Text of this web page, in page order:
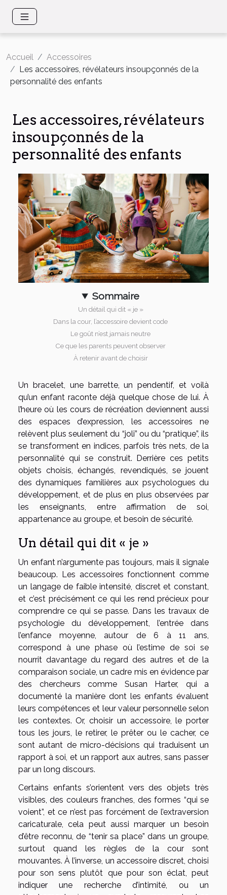
Accueil
Accessoires
Les accessoires, révélateurs insoupçonnés de la
personnalité des enfants
Les accessoires, révélateurs
insoupçonnés de la
personnalité des enfants
Sommaire
Un détail qui dit « je »
Dans la cour, l’accessoire devient code
Le goût n’est jamais neutre
Ce que les parents peuvent observer
À retenir avant de choisir
Un bracelet, une barrette, un pendentif, et voilà
qu’un enfant raconte déjà quelque chose de lui. À
l’heure où les cours de récréation deviennent aussi
des espaces d’expression, les accessoires ne
relèvent plus seulement du “joli” ou du “pratique”, ils
se transforment en indices, parfois très nets, de la
personnalité qui se construit. Derrière ces petits
objets choisis, échangés, revendiqués, se jouent
des dynamiques familières aux psychologues du
développement, et de plus en plus observées par
les enseignants, entre affirmation de soi,
appartenance au groupe, et besoin de sécurité.
Un détail qui dit « je »
Un enfant n’argumente pas toujours, mais il signale
beaucoup. Les accessoires fonctionnent comme
un langage de faible intensité, discret et constant,
et c’est précisément ce qui les rend précieux pour
comprendre ce qui se passe. Dans les travaux de
psychologie du développement, l’entrée dans
l’enfance moyenne, autour de 6 à 11 ans,
correspond à une phase où l’estime de soi se
nourrit davantage du regard des autres et de la
comparaison sociale, un cadre mis en évidence par
des chercheurs comme Susan Harter, qui a
documenté la manière dont les enfants évaluent
leurs compétences et leur valeur personnelle selon
les contextes. Or, choisir un accessoire, le porter
tous les jours, le retirer, le prêter ou le cacher, ce
sont autant de micro-décisions qui traduisent un
rapport à soi, et un rapport aux autres, sans passer
par un long discours.
Certains enfants s’orientent vers des objets très
visibles, des couleurs franches, des formes “qui se
voient”, et ce n’est pas forcément de l’extraversion
caricaturale, cela peut aussi marquer un besoin
d’être reconnu, de “tenir sa place” dans un groupe,
surtout quand les règles de la cour sont
mouvantes. À l’inverse, un accessoire discret, choisi
pour son sens plutôt que pour son éclat, peut
indiquer une recherche d’intimité, ou un